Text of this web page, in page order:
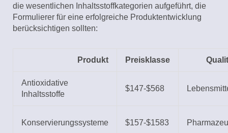
die wesentlichen Inhaltsstoffkategorien aufgeführt, die
Formulierer für eine erfolgreiche Produktentwicklung
berücksichtigen sollten:
Produkt Preisklasse
Antioxidative
Inhaltsstoffe
$147-$568
Konservierungssysteme $157-$1583